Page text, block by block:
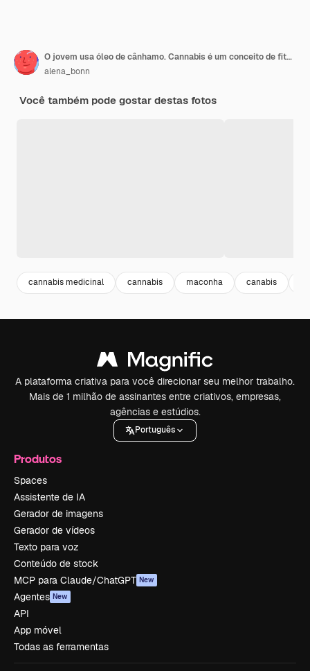
O jovem usa óleo de cânhamo. Cannabis é um conceito de fitoterapia. Maconha é remédio
alena_bonn
Você também pode gostar destas fotos
cannabis medicinal cannabis maconha canabis
A plataforma criativa para você direcionar seu melhor trabalho.
Mais de 1 milhão de assinantes entre criativos, empresas,
agências e estúdios.
Português
Produtos
Spaces
Assistente de IA
Gerador de imagens
Gerador de vídeos
Texto para voz
Conteúdo de stock
MCP para Claude/ChatGPT New
Agentes New
API
App móvel
Todas as ferramentas